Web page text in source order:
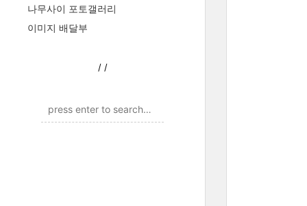
나무사이 포토갤러리
이미지 배달부
/ /